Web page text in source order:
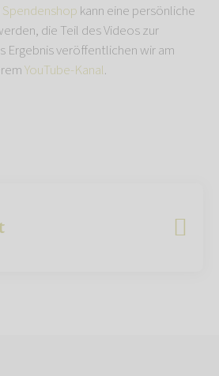
Spendenshop kann eine persönliche
die Teil des Videos zur
Ergebnis veröffentlichen wir am
YouTube-Kanal.